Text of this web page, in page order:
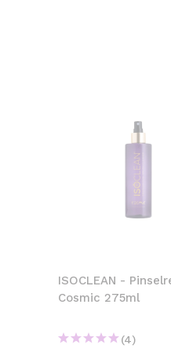
ISOCLEAN -
Cosmic 275ml
(4)